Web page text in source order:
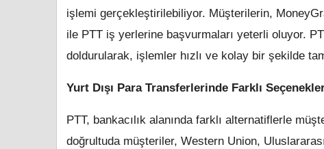
işlemi gerçekleştirilebiliyor. Müşterilerin,
ile PTT iş yerlerine başvurmaları yeterli oluyor.
doldurularak, işlemler hızlı ve kolay bir şekilde
Yurt Dışı Para Transferlerinde Farklı
PTT, bankacılık alanında farklı alternatiflerle
doğrultuda müşteriler, Western Union,